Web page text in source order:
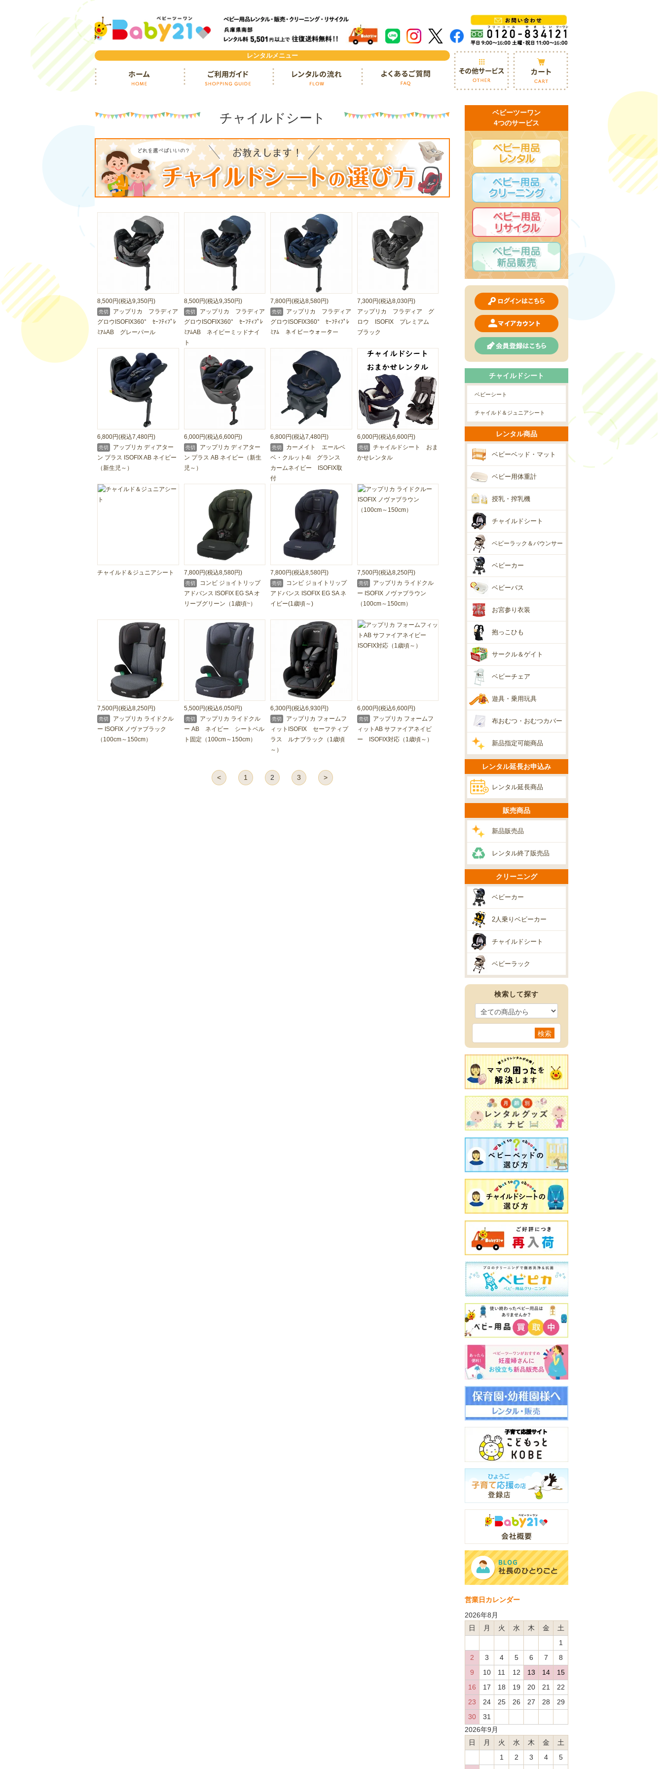
レンタルメニュー
チャイルドシート
8,500円(税込9,350円)
売切
アップリカ フラディア
グロウISOFIX360° ｾｰﾌﾃｨﾌﾟﾚ
ﾐｱﾑAB グレーパール
8,500円(税込9,350円)
売切
アップリカ フラディア
グロウISOFIX360° ｾｰﾌﾃｨﾌﾟﾚ
ﾐｱﾑAB ネイビーミッドナイ
ト
7,800円(税込8,580円)
売切
アップリカ フラディア
グロウISOFIX360° ｾｰﾌﾃｨﾌﾟﾚ
ﾐｱﾑ ネイビーウォーター
7,300円(税込8,030円)
アップリカ フラディア グ
ロウ ISOFIX プレミアム
ブラック
6,800円(税込7,480円)
売切
アップリカ ディアター
ン プラス ISOFIX AB ネイビー
（新生児～）
6,000円(税込6,600円)
売切
アップリカ ディアター
ン プラス AB ネイビー（新生
児～）
6,800円(税込7,480円)
売切
カーメイト エールベ
ベ・クルット4i グランス
カームネイビー ISOFIX取
付
6,000円(税込6,600円)
売切
チャイルドシート おま
かせレンタル
チャイルド＆ジュニアシート 7,800円(税込8,580円)
売切
コンビ ジョイトリップ
アドバンス ISOFIX EG SA オ
リーブグリーン（1歳頃~）
7,800円(税込8,580円)
売切
コンビ ジョイトリップ
アドバンス ISOFIX EG SA ネ
イビー(1歳頃～)
7,500円(税込8,250円)
売切
アップリカ ライドクル
ー ISOFIX ノヴァブラウン
（100cm～150cm）
7,500円(税込8,250円)
売切
アップリカ ライドクル
ー ISOFIX ノヴァブラック
（100cm～150cm）
5,500円(税込6,050円)
売切
アップリカ ライドクル
ー AB ネイビー シートベル
ト固定（100cm～150cm）
6,300円(税込6,930円)
売切
アップリカ フォームフ
ィットISOFIX セーフティプ
ラス ルナブラック（1歳頃
～）
6,000円(税込6,600円)
売切
アップリカ フォームフ
ィットAB サファイアネイビ
ー ISOFIX対応（1歳頃～）
< 1 2 3 >
ベビーツーワン
4つのサービス
チャイルドシート
ベビーシート
チャイルド＆ジュニアシート
レンタル商品
ベビーベッド・マット
ベビー用体重計
授乳・搾乳機
チャイルドシート
ベビーラック＆バウンサー
ベビーカー
ベビーバス
お宮参り衣装
抱っこひも
サークル＆ゲイト
ベビーチェア
遊具・乗用玩具
布おむつ・おむつカバー
新品指定可能商品
レンタル延長お申込み
レンタル延長商品
販売商品
新品販売品
レンタル終了販売品
クリーニング
ベビーカー
2人乗りベビーカー
チャイルドシート
ベビーラック
検索して探す
検索
営業日カレンダー
2026年8月
日
月 火 水 木 金
土
1
2
3 4 5 6 7
8
9
10 11 12 13 14
15
16
17 18 19 20 21
22
23
24 25 26 27 28
29
30
31
2026年9月
日
月 火 水 木 金
土
1
2 3 4
5